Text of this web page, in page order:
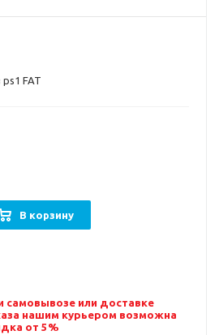
FAT
В корзину
самовывозе или доставке
нашим курьером возможна
от 5%